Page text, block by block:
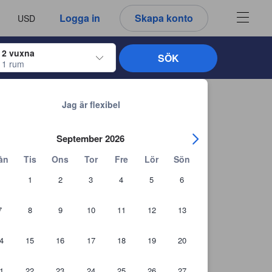
USD Logga in Skapa konto
välja
2 vuxna
1 rum
för att navigera genom in- och utcheckningsdatumen. När du
Jag är flexibel
September 2026
Tis Ons Tor Fre Lör Sön
1 2 3 4 5 6
8 9 10 11 12 13
15 16 17 18 19 20
SÖK
du ser är därför alltid autentiska.